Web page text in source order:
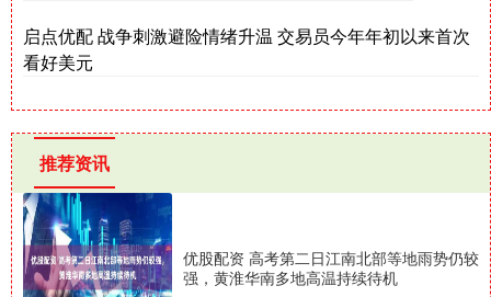
启点优配 战争刺激避险情绪升温 交易员今年年初以来首次
看好美元
推荐资讯
优股配资 高考第二日江南北部等地雨势仍较
强，黄淮华南多地高温持续待机